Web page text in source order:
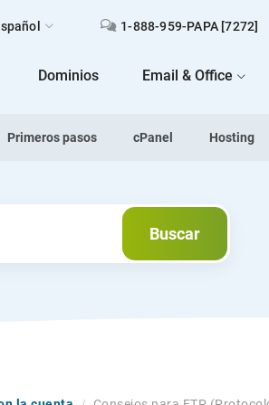
1-888-959-PAPA [7272]
Dominios Email & Office
Primeros pasos cPanel Hosting
Buscar
Buscar